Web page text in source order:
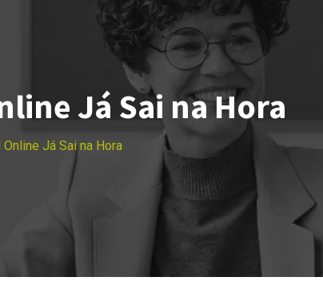
Já Sai na Hora
Já Sai na Hora